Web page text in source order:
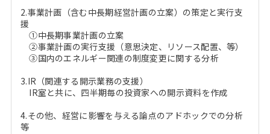
2.事業計画（含む中長期経営計画の立案）の策定と実行支
援
①中長期事業計画の立案
②事業計画の実行支援（意思決定、リソース配置、等）
③国内のエネルギー関連の制度変更に関する分析
3.IR（関連する開示業務の支援）
IR室と共に、四半期毎の投資家への開示資料を作成
4.その他、経営に影響を与える論点のアドホックでの分析
等